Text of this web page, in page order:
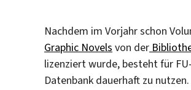
Nachdem im Vorjahr schon
Graphic Novels von der
lizenziert wurde, besteht für
Datenbank dauerhaft zu nutzen.